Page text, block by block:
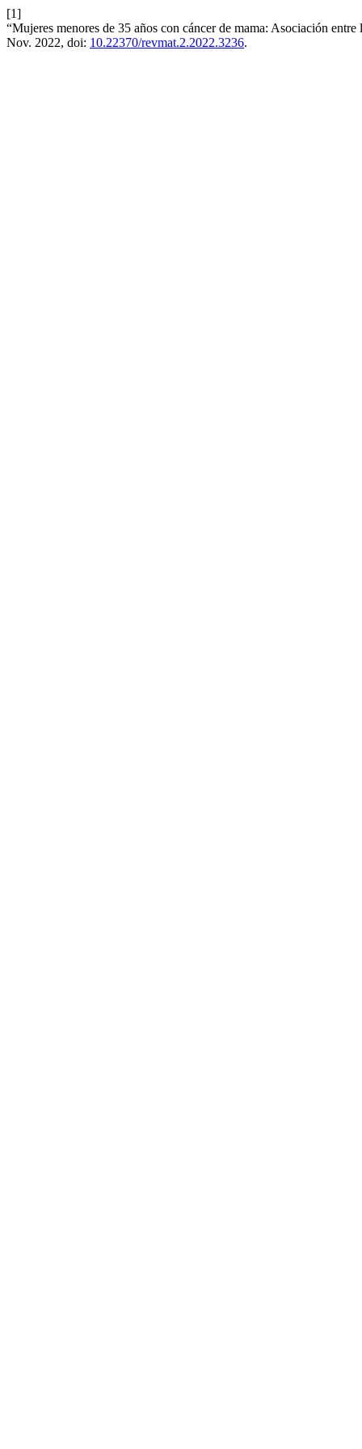
[1]
“Mujeres menores de 35 años con cáncer de mama: Asociación
Nov. 2022, doi: 10.22370/revmat.2.2022.3236.